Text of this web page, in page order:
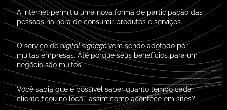
A internet permitiu uma nova forma de participação das
pessoas na hora de consumir produtos e serviços.
O serviço dedigital signagevem sendo adotado por
muitas empresas.Até porque seus benefícios para um
negócio são muitos.
Você sabia que é possível saber quanto tempo cada
cliente ficou no local, assim como acontece em sites?